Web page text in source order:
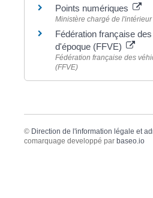
Points numériques
Ministère chargé de l'intérieur
Fédération française
d'époque (FFVE)
Fédération française des
(FFVE)
© Direction de l'information légale et
comarquage developpé par baseo.io